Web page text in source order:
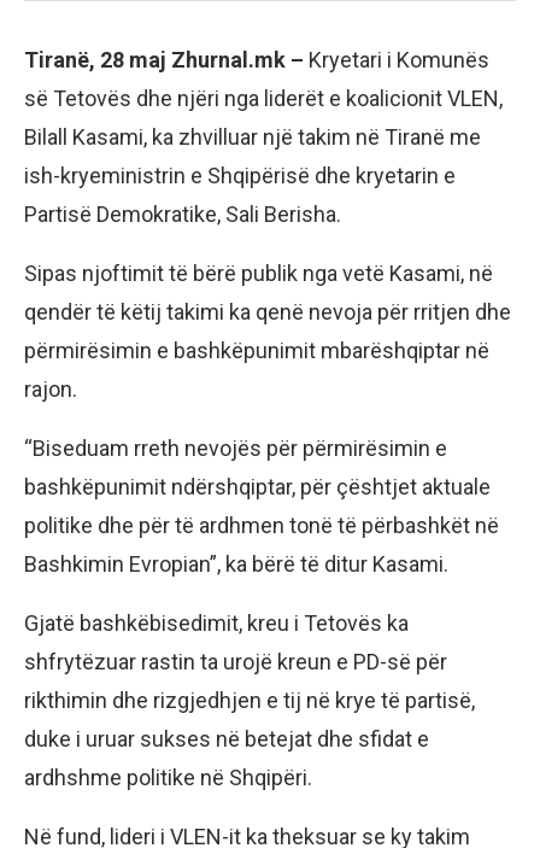
Tiranë, 28 maj Zhurnal.mk – Kryetari i Komunës
së Tetovës dhe njëri nga liderët e koalicionit VLEN,
Bilall Kasami, ka zhvilluar një takim në Tiranë me
ish-kryeministrin e Shqipërisë dhe kryetarin e
Partisë Demokratike, Sali Berisha.
Sipas njoftimit të bërë publik nga vetë Kasami, në
qendër të këtij takimi ka qenë nevoja për rritjen dhe
përmirësimin e bashkëpunimit mbarëshqiptar në
rajon.
“Biseduam rreth nevojës për përmirësimin e
bashkëpunimit ndërshqiptar, për çështjet aktuale
politike dhe për të ardhmen tonë të përbashkët në
Bashkimin Evropian”, ka bërë të ditur Kasami.
Gjatë bashkëbisedimit, kreu i Tetovës ka
shfrytëzuar rastin ta urojë kreun e PD-së për
rikthimin dhe rizgjedhjen e tij në krye të partisë,
duke i uruar sukses në betejat dhe sfidat e
ardhshme politike në Shqipëri.
Në fund, lideri i VLEN-it ka theksuar se ky takim